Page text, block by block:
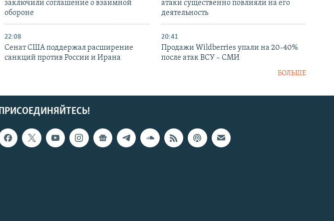
заключили соглашение о взаимной
обороне
атаки существенно повлияли на его
деятельность
22:08
Сенат США поддержал расширение
санкций против России и Ирана
20:41
Продажи Wildberries упали на 20-40%
после атак ВСУ – СМИ
БОЛЬШЕ
ПРИСОЕДИНЯЙТЕСЬ!